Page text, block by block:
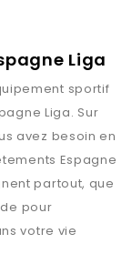
Liga
sportif
Liga. Sur
avez besoin en
Espagne
partout, que
pour
votre vie